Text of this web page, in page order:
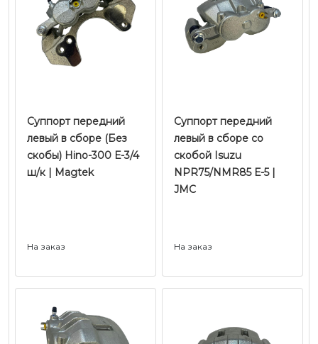
Суппорт передний
левый в сборе (Без
скобы) Hino-300 Е-3/4
ш/к | Magtek
На заказ
Суппорт передний
левый в сборе со
скобой Isuzu
NPR75/NMR85 Е-5 |
JMC
На заказ